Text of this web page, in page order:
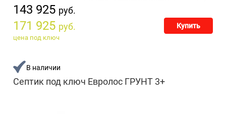
143 925 руб.
171 925 руб. Купить
цена под ключ
В наличии
Септик под ключ Евролос ГРУНТ 3+